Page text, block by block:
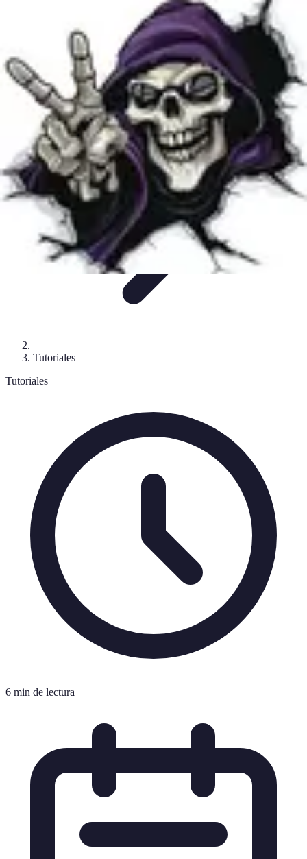
Tendencias ComparativosDisfraces Clásicos
Disfraces Halloween
Tutoriales
Tutoriales
6 min de lectura